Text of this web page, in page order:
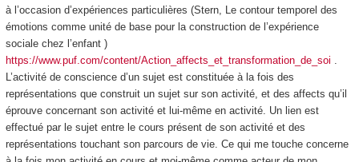
à l’occasion d’expériences particulières (Stern, Le contour temporel des
émotions comme unité de base pour la construction de l’expérience
sociale chez l’enfant )
https://www.puf.com/content/Action_affects_et_transformation_de_soi
L’activité de conscienced’un sujet est constituée à la fois des
représentations que construit un sujet sur son activité, et des affects qu’il
éprouve concernant son activité et lui-même en activité. Un lien est
effectué par le sujet entre le cours présent de son activité et des
représentations touchant son parcours de vie. Ce qui me touche concerne